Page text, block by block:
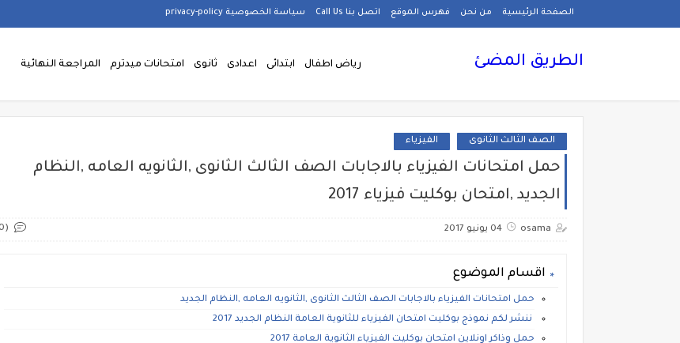
الصفحة الرئيسية من نحن فهرس الموقع اتصل بنا Call Us سياسة الخصوصية privacy-policy
الطريق المضئ رياض اطفال ابتدائى اعدادى ثانوى امتحانات ميدترم المراجعة النهائية
الصف الثالث الثانوى الفيزياء
حمل امتحانات الفيزياء بالاجابات الصف الثالث الثانوى ,الثانويه العامه ,النظام
الجديد ,امتحان بوكليت فيزياء 2017
osama 04 يونيو 2017 (0)
اقسام الموضوع
حمل امتحانات الفيزياء بالاجابات الصف الثالث الثانوى ,الثانويه العامه ,النظام الجديد
ننشر لكم نموذج بوكليت امتحان الفيزياء للثانوية العامة النظام الجديد 2017
حمل وذاكر اونلاين امتحان بوكليت الفيزياء الثانوية العامة 2017